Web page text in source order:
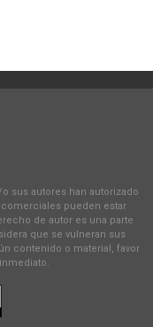
sus autores han autorizado
pueden estar
de autor es una parte
que se vulneran sus
contenido o material, favor